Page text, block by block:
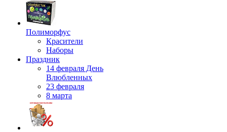
Полиморфус
Красители
Наборы
Праздник
14 февраля День
Влюбленных
23 февраля
8 марта